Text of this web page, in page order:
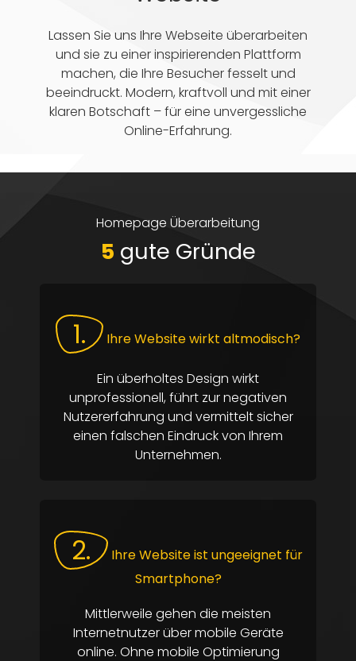
Lassen Sie uns Ihre Webseite überarbeiten
und sie zu einer inspirierenden Plattform
machen, die Ihre Besucher fesselt und
beeindruckt. Modern, kraftvoll und mit einer
klaren Botschaft – für eine unvergessliche
Online-Erfahrung.
Homepage Überarbeitung
5 gute Gründe
1. Ihre Website wirkt altmodisch?
Ein überholtes Design wirkt
unprofessionell, führt zur negativen
Nutzererfahrung und vermittelt sicher
einen falschen Eindruck von Ihrem
Unternehmen.
2.
Ihre Website ist ungeeignet für
Smartphone?
Mittlerweile gehen die meisten
Internetnutzer über mobile Geräte
online. Ohne mobile Optimierung